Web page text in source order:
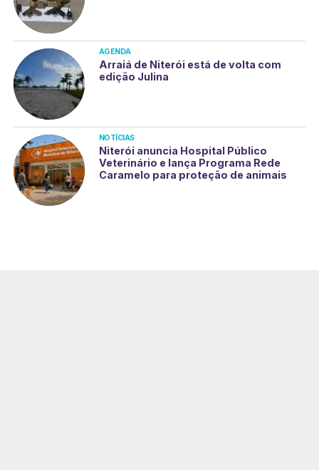
AGENDA
Arraiá de Niterói está de volta com
edição Julina
NOTÍCIAS
Niterói anuncia Hospital Público
Veterinário e lança Programa Rede
Caramelo para proteção de animais